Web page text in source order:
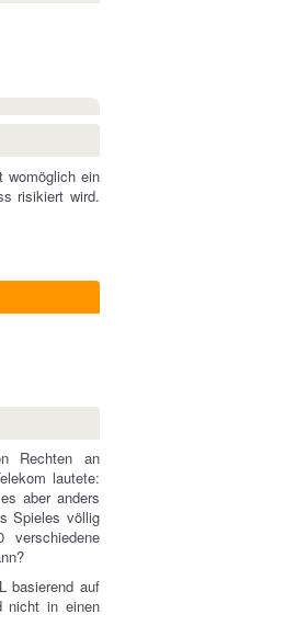
womöglich ein
risikiert wird.
Rechten an
lautete:
aber anders
Spieles völlig
basierend auf
nicht in einen